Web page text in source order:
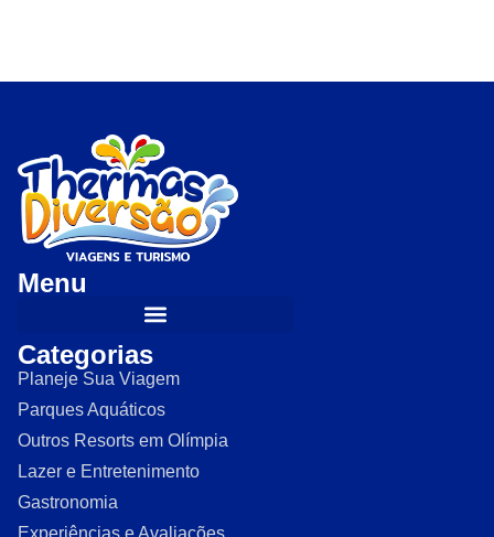
Menu
Categorias
Planeje Sua Viagem
Parques Aquáticos
Outros Resorts em Olímpia
Lazer e Entretenimento
Gastronomia
Experiências e Avaliações